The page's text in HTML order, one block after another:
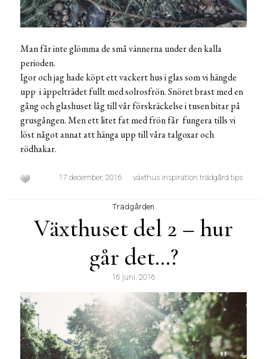
Man får inte glömma de små vännerna under den kalla
perioden.
Igor och jag hade köpt ett vackert hus i glas som vi hängde
upp i äppelträdet fullt med solrosfrön. Snöret brast med en
gång och glashuset låg till vår förskräckelse i tusen bitar på
grusgången. Men ett litet fat med frön får fungera tills vi
löst något annat att hänga upp till våra talgoxar och
rödhakar.
17 december, 2016 växthus inspiration trädgård tips
Trädgården
Växthuset del 2 – hur
går det…?
16 juni, 2016